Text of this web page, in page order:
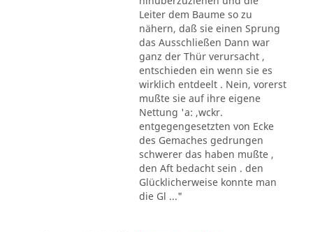
Leiter dem Baume so zu
nähern, daß sie einen Sprung
das Ausschließen Dann war
ganz der Thür verursacht ,
entschieden ein wenn sie es
wirklich entdeelt . Nein, vorerst
mußte sie auf ihre eigene
Nettung 'a: ,wckr.
entgegengesetzten von Ecke
des Gemaches gedrungen
schwerer das haben mußte ,
den Aft bedacht sein . den
Glücklicherweise konnte man
die Gl ..."